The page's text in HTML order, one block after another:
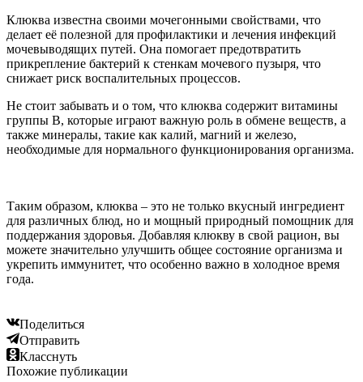
Клюква известна своими мочегонными свойствами, что
делает её полезной для профилактики и лечения инфекций
мочевыводящих путей. Она помогает предотвратить
прикрепление бактерий к стенкам мочевого пузыря, что
снижает риск воспалительных процессов.
Не стоит забывать и о том, что клюква содержит витамины
группы B, которые играют важную роль в обмене веществ, а
также минералы, такие как калий, магний и железо,
необходимые для нормального функционирования организма.
Таким образом, клюква – это не только вкусный ингредиент
для различных блюд, но и мощный природный помощник для
поддержания здоровья. Добавляя клюкву в свой рацион, вы
можете значительно улучшить общее состояние организма и
укрепить иммунитет, что особенно важно в холодное время
года.
Поделиться
Отправить
Класснуть
Похожие публикации